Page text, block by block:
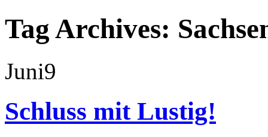
Tag Archives:
Juni9
Schluss mit Lustig!